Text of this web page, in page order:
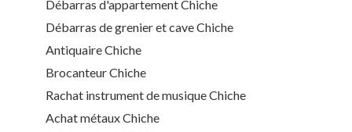
Débarras d'appartement Chiche
Débarras de grenier et cave Chiche
Antiquaire Chiche
Brocanteur Chiche
Rachat instrument de musique Chiche
Achat métaux Chiche